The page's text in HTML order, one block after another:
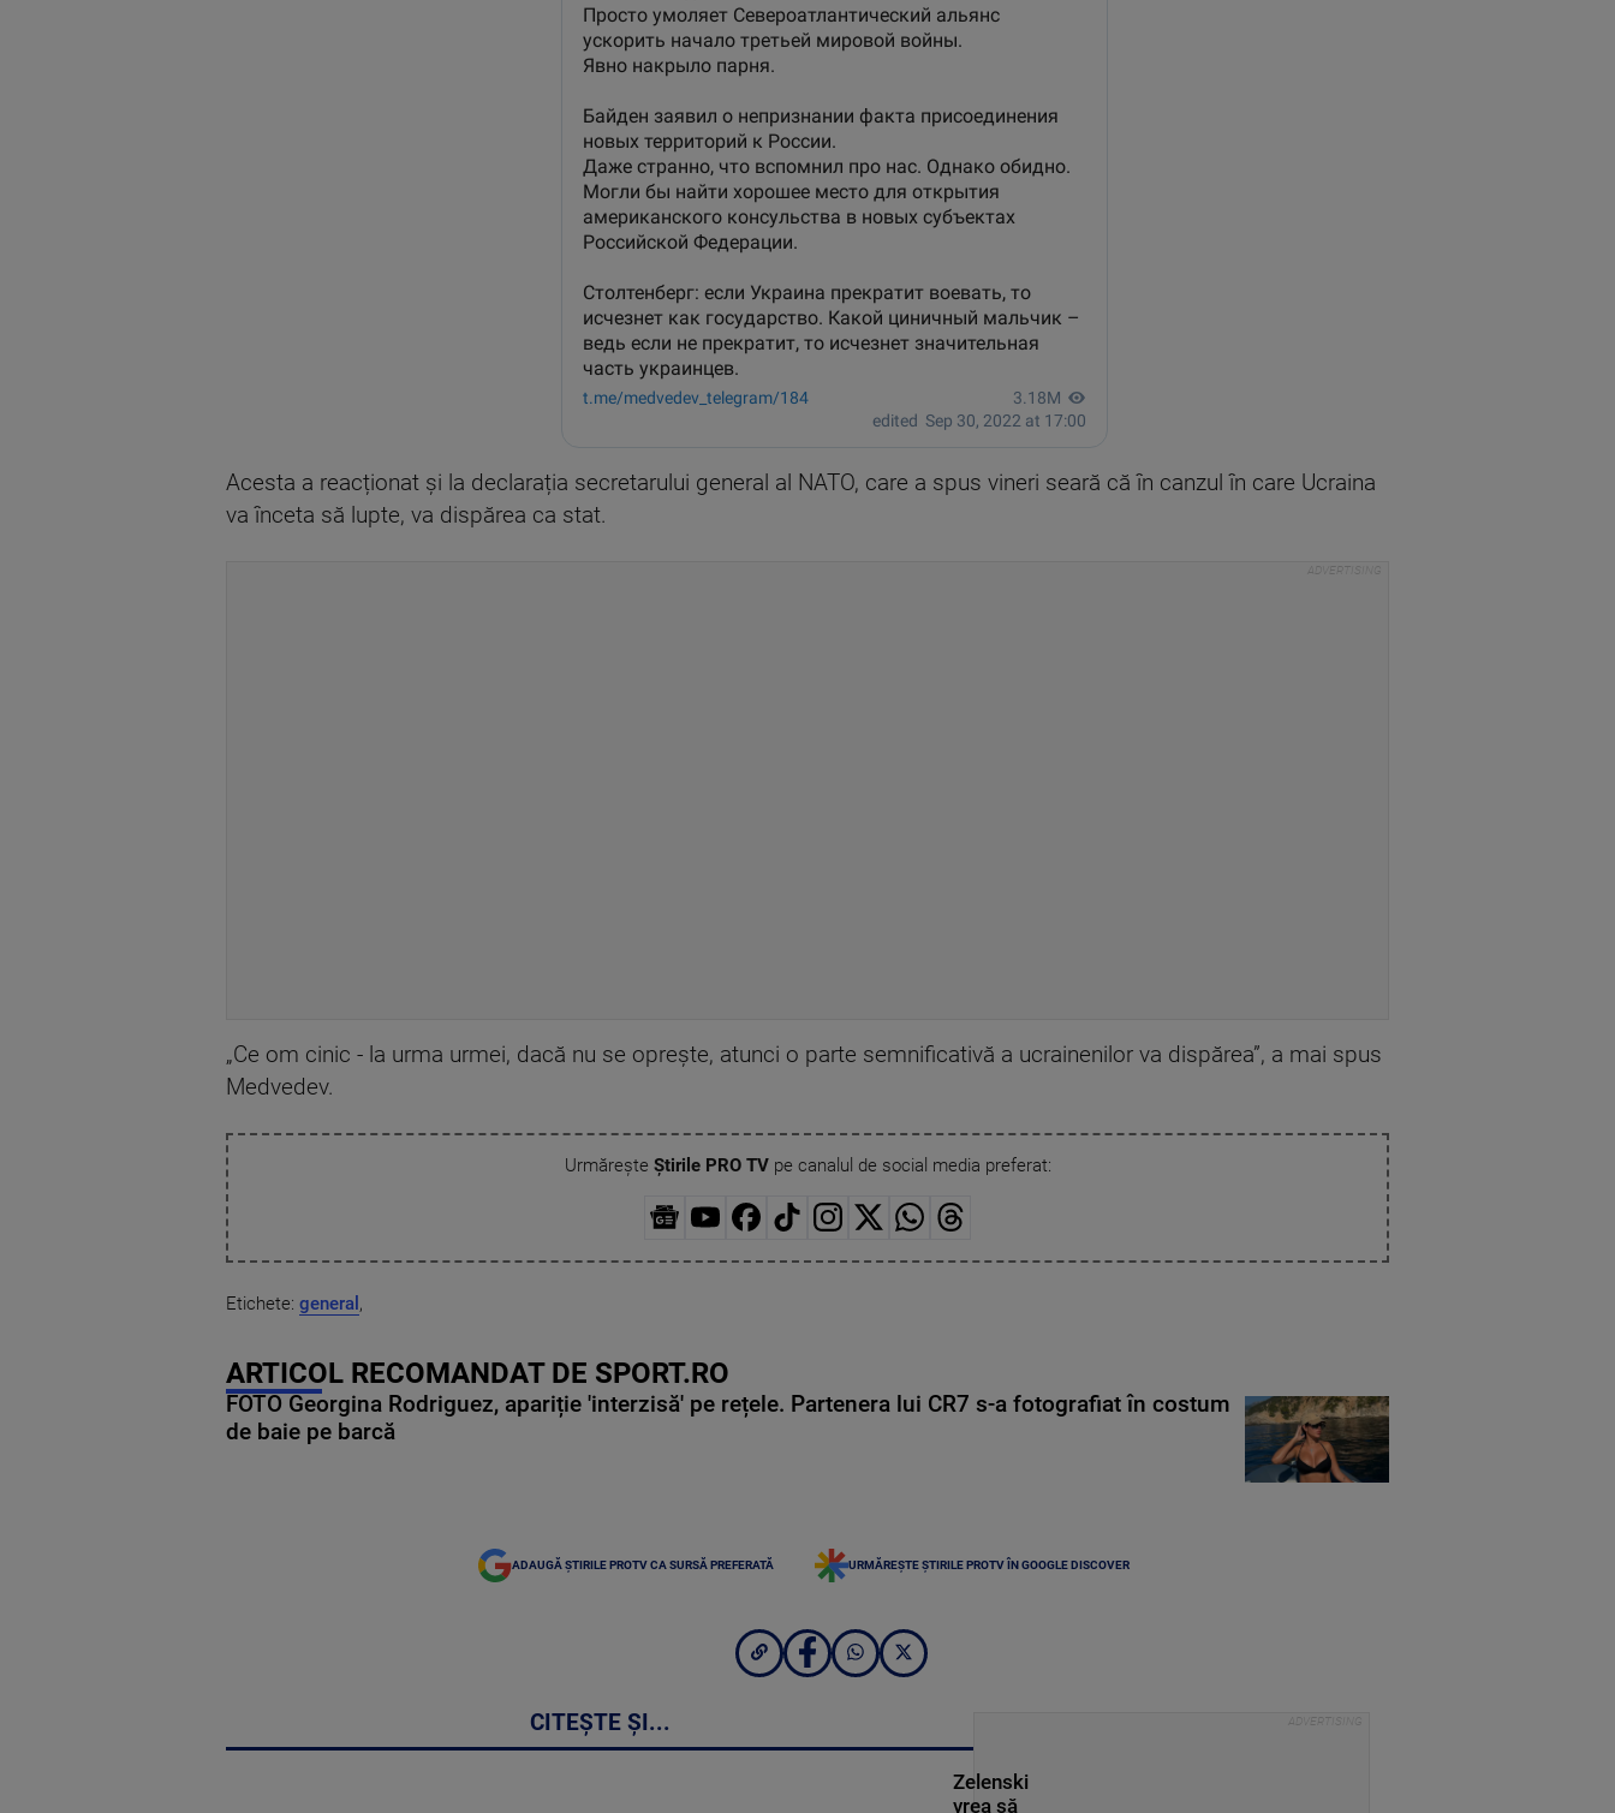
Acesta a reacționat și la declarația secretarului general al NATO, care a spus vineri seară că în canzul în care Ucraina
va înceta să lupte, va dispărea ca stat.
„Ce om cinic - la urma urmei, dacă nu se oprește, atunci o parte semnificativă a ucrainenilor va dispărea”, a mai spus
Medvedev.
Urmărește Știrile PRO TVpe canalul de social media preferat:
Etichete: general ,
ARTICOL RECOMANDAT DE SPORT.RO
FOTO Georgina Rodriguez, apariție 'interzisă' pe rețele. Partenera lui CR7 s-a fotografiat în costum
de baie pe barcă
ADAUGĂ ȘTIRILE PROTV CA SURSĂ PREFERATĂ URMĂREȘTE ȘTIRILE PROTV ÎN GOOGLE DISCOVER
CITEȘTE ȘI...
Zelenski
vrea să